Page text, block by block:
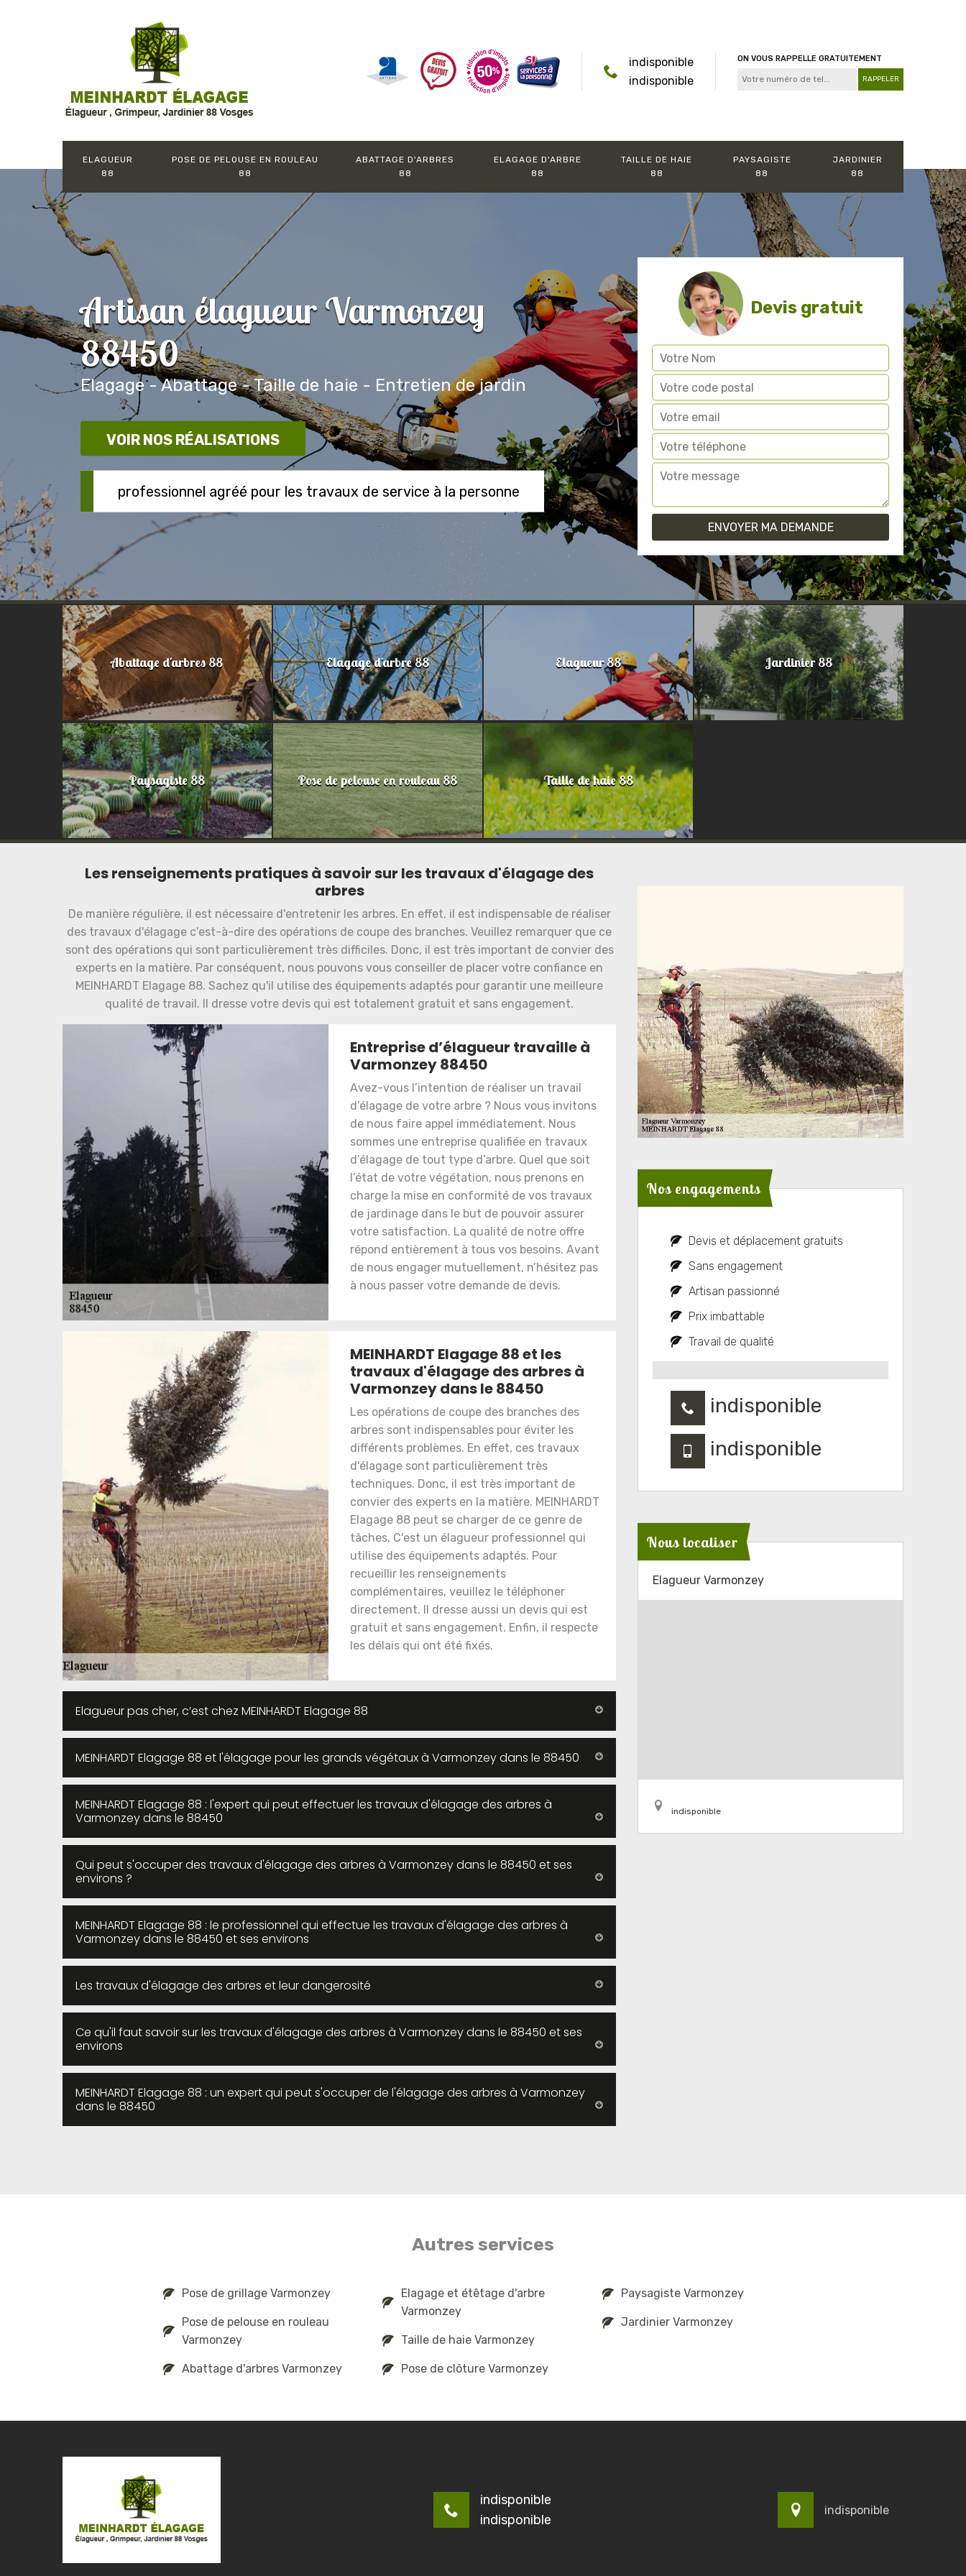
indisponible
indisponible
ON VOUS RAPPELLE GRATUITEMENT
ELAGUEUR
88
POSE DE PELOUSE EN ROULEAU
88
ABATTAGE D'ARBRES
88
ELAGAGE D'ARBRE
88
TAILLE DE HAIE
88
PAYSAGISTE
88
JARDINIER
88
Artisan élagueur Varmonzey
88450
Elagage - Abattage - Taille de haie - Entretien de jardin
VOIR NOS RÉALISATIONS
professionnel agréé pour les travaux de service à la personne
Devis gratuit
Abattage d'arbres 88 Elagage d'arbre 88 Elagueur 88 Jardinier 88
Paysagiste 88 Pose de pelouse en rouleau 88 Taille de haie 88
Les renseignements pratiques à savoir sur les travaux d'élagage des
arbres
De manière régulière, il est nécessaire d'entretenir les arbres. En effet, il est indispensable de réaliser
des travaux d'élagage c'est-à-dire des opérations de coupe des branches. Veuillez remarquer que ce
sont des opérations qui sont particulièrement très difficiles. Donc, il est très important de convier des
experts en la matière. Par conséquent, nous pouvons vous conseiller de placer votre confiance en
MEINHARDT Elagage 88. Sachez qu'il utilise des équipements adaptés pour garantir une meilleure
qualité de travail. Il dresse votre devis qui est totalement gratuit et sans engagement.
Entreprise d’élagueur travaille à
Varmonzey 88450
Avez-vous l’intention de réaliser un travail
d’élagage de votre arbre ? Nous vous invitons
de nous faire appel immédiatement. Nous
sommes une entreprise qualifiée en travaux
d’élagage de tout type d’arbre. Quel que soit
l’état de votre végétation, nous prenons en
charge la mise en conformité de vos travaux
de jardinage dans le but de pouvoir assurer
votre satisfaction. La qualité de notre offre
répond entièrement à tous vos besoins. Avant
de nous engager mutuellement, n’hésitez pas
à nous passer votre demande de devis.
MEINHARDT Elagage 88 et les
travaux d'élagage des arbres à
Varmonzey dans le 88450
Les opérations de coupe des branches des
arbres sont indispensables pour éviter les
différents problèmes. En effet, ces travaux
d'élagage sont particulièrement très
techniques. Donc, il est très important de
convier des experts en la matière. MEINHARDT
Elagage 88 peut se charger de ce genre de
tâches. C'est un élagueur professionnel qui
utilise des équipements adaptés. Pour
recueillir les renseignements
complémentaires, veuillez le téléphoner
directement. Il dresse aussi un devis qui est
gratuit et sans engagement. Enfin, il respecte
les délais qui ont été fixés.
Elagueur pas cher, c’est chez MEINHARDT Elagage 88
MEINHARDT Elagage 88 et l'élagage pour les grands végétaux à Varmonzey dans le 88450
MEINHARDT Elagage 88 : l'expert qui peut effectuer les travaux d'élagage des arbres à
Varmonzey dans le 88450
Qui peut s'occuper des travaux d'élagage des arbres à Varmonzey dans le 88450 et ses
environs ?
MEINHARDT Elagage 88 : le professionnel qui effectue les travaux d'élagage des arbres à
Varmonzey dans le 88450 et ses environs
Les travaux d'élagage des arbres et leur dangerosité
Ce qu'il faut savoir sur les travaux d'élagage des arbres à Varmonzey dans le 88450 et ses
environs
MEINHARDT Elagage 88 : un expert qui peut s'occuper de l'élagage des arbres à Varmonzey
dans le 88450
Nos engagements
Devis et déplacement gratuits
Sans engagement
Artisan passionné
Prix imbattable
Travail de qualité
indisponible
indisponible
Nous localiser
Elagueur Varmonzey
indisponible
Autres services
Pose de grillage Varmonzey
Pose de pelouse en rouleau
Varmonzey
Abattage d'arbres Varmonzey
Elagage et étêtage d'arbre
Varmonzey
Taille de haie Varmonzey
Pose de clôture Varmonzey
Paysagiste Varmonzey
Jardinier Varmonzey
indisponible
indisponible
indisponible